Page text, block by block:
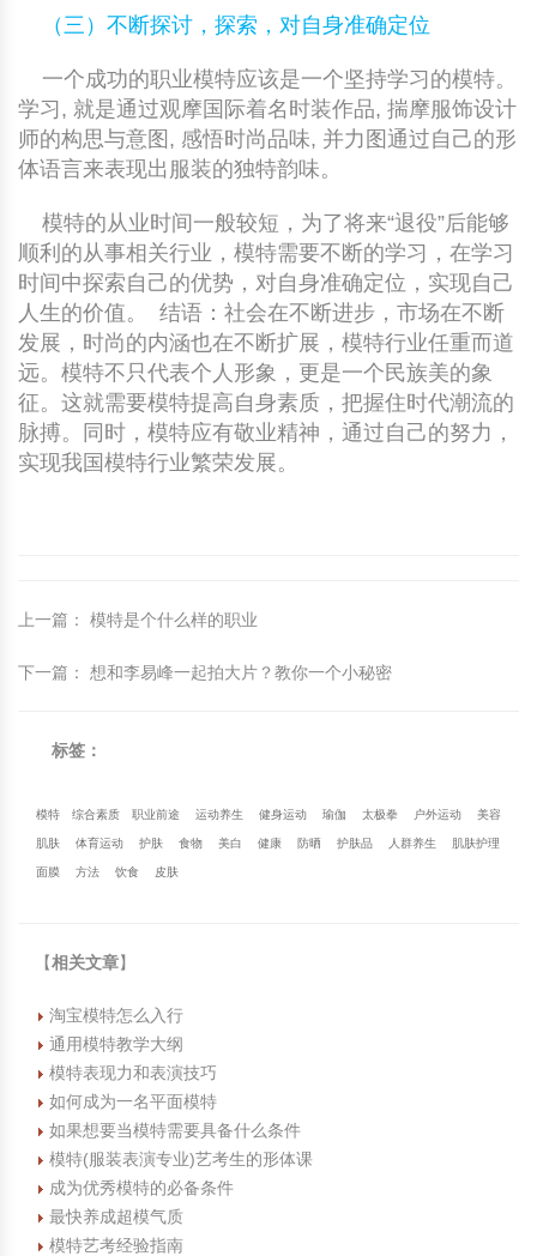
（三）不断探讨，探索，对自身准确定位
一个成功的职业模特应该是一个坚持学习的模特。
学习, 就是通过观摩国际着名时装作品, 揣摩服饰设计
师的构思与意图, 感悟时尚品味, 并力图通过自己的形
体语言来表现出服装的独特韵味。
模特的从业时间一般较短，为了将来“退役”后能够
顺利的从事相关行业，模特需要不断的学习，在学习
时间中探索自己的优势，对自身准确定位，实现自己
人生的价值。 结语：社会在不断进步，市场在不断
发展，时尚的内涵也在不断扩展，模特行业任重而道
远。模特不只代表个人形象，更是一个民族美的象
征。这就需要模特提高自身素质，把握住时代潮流的
脉搏。同时，模特应有敬业精神，通过自己的努力，
实现我国模特行业繁荣发展。
上一篇 ： 模特是个什么样的职业
下一篇 ： 想和李易峰一起拍大片？教你一个小秘密
标签：
模特 综合素质 职业前途 运动养生 健身运动 瑜伽 太极拳 户外运动 美容
肌肤 体育运动 护肤 食物 美白 健康 防晒 护肤品 人群养生 肌肤护理
面膜 方法 饮食 皮肤
【相关文章】
淘宝模特怎么入行
通用模特教学大纲
模特表现力和表演技巧
如何成为一名平面模特
如果想要当模特需要具备什么条件
模特(服装表演专业)艺考生的形体课
成为优秀模特的必备条件
最快养成超模气质
模特艺考经验指南